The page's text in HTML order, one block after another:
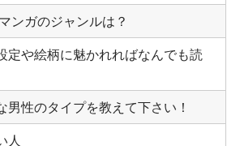
ンガのジャンルは？
定や絵柄に魅かれればなんでも読
男性のタイプを教えて下さい！
人